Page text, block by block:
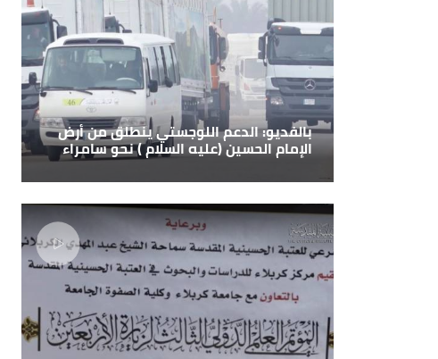
بالفديو: الدعم اللوجستي ينطلق من أرض
الإمام الحسين (عليه السلام ) نحو سامراء